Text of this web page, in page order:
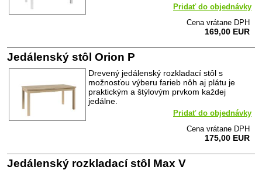
Pridať do objednávky
Cena vrátane DPH
169,00 EUR
Jedálenský stôl Orion P
Drevený jedálenský rozkladací stôl s
možnosťou výberu farieb nôh aj plátu je
praktickým a štýlovým prvkom každej
jedálne.
Pridať do objednávky
Cena vrátane DPH
175,00 EUR
Jedálenský rozkladací stôl Max V